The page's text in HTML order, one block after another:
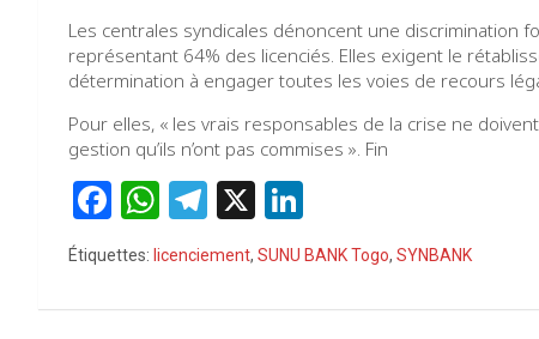
Les centrales syndicales dénoncent une discrimination
représentant 64% des licenciés. Elles exigent le
détermination à engager toutes les voies de recours
Pour elles, « les vrais responsables de la crise ne
gestion qu’ils n’ont pas commises ». Fin
F
a
ce
b
W
at
s
T
e
gr
X
n
ke
dI
Étiquettes: licenciement, SUNU BANK Togo, SYNBANK